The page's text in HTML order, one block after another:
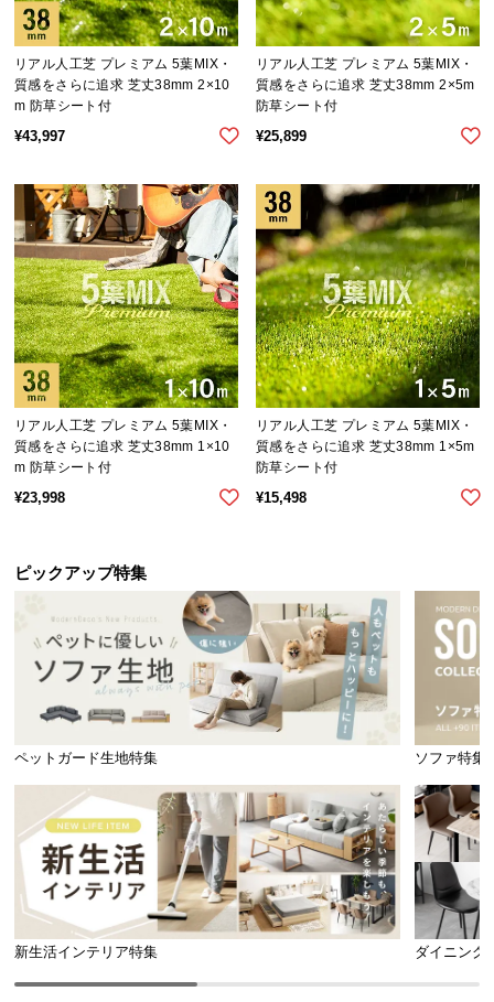
ッ
ピ
グ
ド
お
支
払
い
に
つ
い
て
配
に
い
て
大
商
配
送
に
て
リアル人工芝 プレミアム 5葉MIX・
質感をさらに追求 芝丈38mm 2×10
m 防草シート付
¥43,997
リアル人工芝 プレミアム 5葉MIX・
質感をさらに追求 芝丈38mm 2×5m
防草シート付
¥25,899
リアル人工芝 プレミアム 5葉MIX・
質感をさらに追求 芝丈38mm 1×10
m 防草シート付
¥23,998
リアル人工芝 プレミアム 5葉MIX・
質感をさらに追求 芝丈38mm 1×5m
防草シート付
¥15,498
ピックアップ特集
ペットガード生地特集 ソファ特集
新生活インテリア特集 ダイニング